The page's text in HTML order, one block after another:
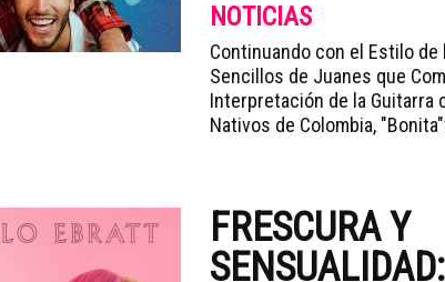
NOTICIAS
Continuando con el Estilo
Sencillos de Juanes que
Interpretación de la Guitarra
Nativos de Colombia,
FRESCURA Y